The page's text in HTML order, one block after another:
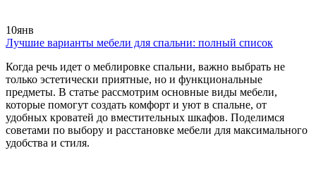
10янв
Лучшие варианты мебели для спальни: полный список
Когда речь идет о меблировке спальни, важно выбрать не
только эстетически приятные, но и функциональные
предметы. В статье рассмотрим основные виды мебели,
которые помогут создать комфорт и уют в спальне, от
удобных кроватей до вместительных шкафов. Поделимся
советами по выбору и расстановке мебели для максимального
удобства и стиля.